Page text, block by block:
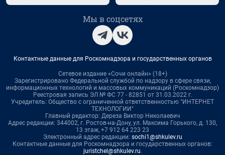
Мы в соцсетях
Контактные данные для Роскомнадзора и государственных органов
Сетевое издание «Сочи онлайн» (18+)
Зарегистрировано Федеральной службой по надзору в сфере связи,
информационных технологий и массовых коммуникаций (Роскомнадзор)
Реестровая запись ЭЛ № ФС 77 - 82851 от 31.03.2022 г.
Учредитель: Общество с ограниченной ответственностью "ИНТЕРНЕТ
ТЕХНОЛОГИИ"
Главный редактор: Дереза Виктор Николаевич
Адрес редакции: 344002, г. Ростов-на-Дону, ул. Максима Горького, д. 130,
13 этаж, +7 912 64 223 23
Электронный адрес редакции: sochi1@shkulev.ru
Контактные данные для Роскомнадзора и государственных органов:
juristchel@shkulev.ru.